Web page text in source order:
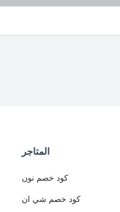
المتاجر
كود خصم نون
كود خصم شي ان